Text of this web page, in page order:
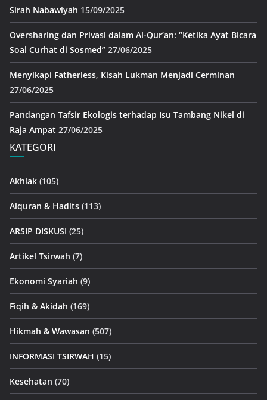
Sirah Nabawiyah 15/09/2025
Oversharing dan Privasi dalam Al-Qur’an: “Ketika Ayat Bicara
Soal Curhat di Sosmed” 27/06/2025
Menyikapi Fatherless, Kisah Lukman Menjadi Cerminan
27/06/2025
Pandangan Tafsir Ekologis terhadap Isu Tambang Nikel di
Raja Ampat 27/06/2025
KATEGORI
Akhlak (105)
Alquran & Hadits (113)
ARSIP DISKUSI (25)
Artikel Tsirwah (7)
Ekonomi Syariah (9)
Fiqih & Akidah (169)
Hikmah & Wawasan (507)
INFORMASI TSIRWAH (15)
Kesehatan (70)